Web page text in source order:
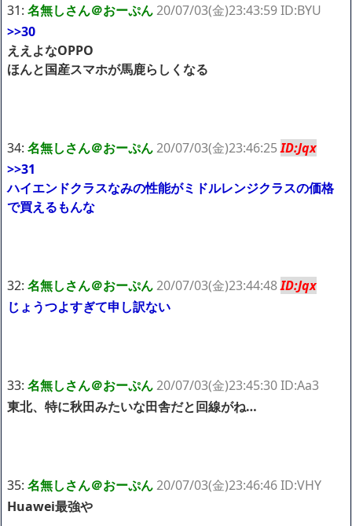
31: 名無しさん＠おーぷん20/07/03(金)23:43:59 ID:BYU
>>30
ええよなOPPO
ほんと国産スマホが馬鹿らしくなる
34: 名無しさん＠おーぷん20/07/03(金)23:46:25ID:Jqx
>>31
ハイエンドクラスなみの性能がミドルレンジクラスの価格
で買えるもんな
32: 名無しさん＠おーぷん20/07/03(金)23:44:48ID:Jqx
じょうつよすぎて申し訳ない
33: 名無しさん＠おーぷん20/07/03(金)23:45:30 ID:Aa3
東北、特に秋田みたいな田舎だと回線がね…
35: 名無しさん＠おーぷん20/07/03(金)23:46:46 ID:VHY
Huawei最強や